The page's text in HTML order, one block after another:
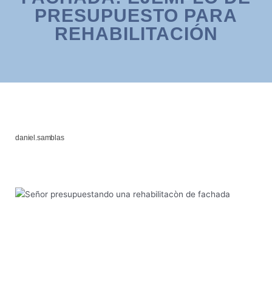
PRESUPUESTO PARA
REHABILITACIÓN
daniel.samblas